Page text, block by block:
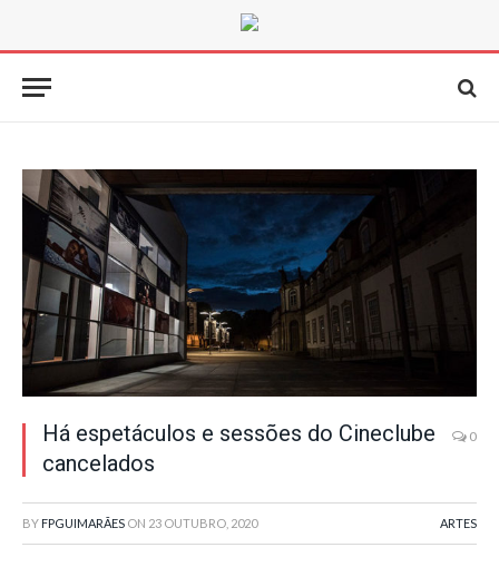
Há espetáculos e sessões do Cineclube
cancelados
0
BY FPGUIMARÃES ON 23 OUTUBRO, 2020 ARTES